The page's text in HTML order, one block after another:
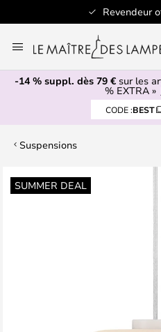
Revendeur
au
contenu
-14 % suppl. dès 79 €sur les
% EXTRA »
CODE :BEST
Suspensions
SUMMER DEAL
Skip
to